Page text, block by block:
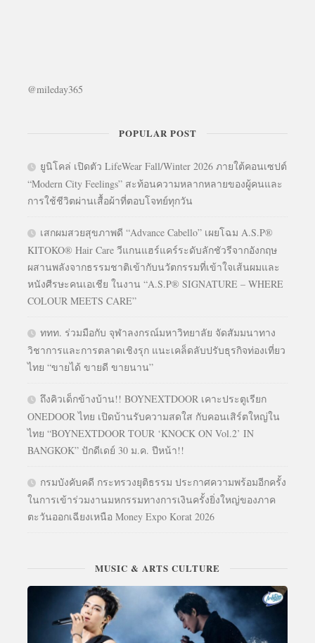
@mileday365
POPULAR POST
ยูนิโคล่ เปิดตัว LifeWear Fall/Winter 2026 ภายใต้คอนเซปต์
“Modern City Feelings” สะท้อนความหลากหลายของผู้คนและ
การใช้ชีวิตผ่านเสื้อผ้าที่ตอบโจทย์ทุกวัน
เสกผมสวยสุขภาพดี “Advance Cabello” เผยโฉม A.S.P®
KITOKO® Hair Care วีแกนแฮร์แคร์ระดับลักชัวรีจากอังกฤษ
ผสานพลังจากธรรมชาติเข้ากับนวัตกรรมที่เข้าใจเส้นผมและ
หนังศีรษะคนเอเชีย ในงาน “A.S.P® SIGNATURE – WHERE
COLOUR MEETS CARE”
ททท. ร่วมมือกับ จุฬาลงกรณ์มหาวิทยาลัย จัดสัมมนาทาง
วิชาการและการตลาดเชิงรุก แนะเคล็ดลับปรับธุรกิจท่องเที่ยว
ไทย “ขายได้ ขายดี ขายนาน”
ถึงคิวเด็กข้างบ้าน!! BOYNEXTDOOR เคาะประตูเรียก
ONEDOOR ไทย เปิดบ้านรับความสดใส กับคอนเสิร์ตใหญ่ใน
ไทย “BOYNEXTDOOR TOUR ‘KNOCK ON Vol.2’ IN
BANGKOK” ปักดีเดย์ 30 ม.ค. ปีหน้า!!
กรมบังคับคดี กระทรวงยุติธรรม ประกาศความพร้อมอีกครั้ง
ในการเข้าร่วมงานมหกรรมทางการเงินครั้งยิ่งใหญ่ของภาค
ตะวันออกเฉียงเหนือ Money Expo Korat 2026
MUSIC & ARTS CULTURE